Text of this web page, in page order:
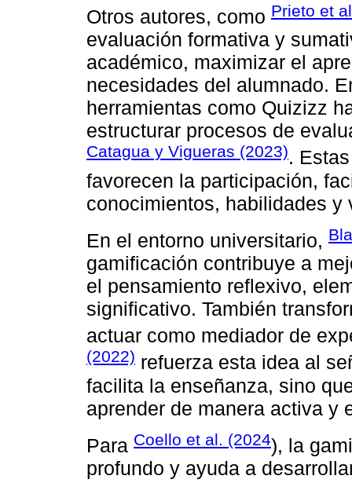
Otros autores, como Prieto et
evaluación formativa y
académico, maximizar el
necesidades del alumnado.
herramientas como Quizizz
estructurar procesos de
Catagua y Vigueras (2023).
favorecen la participación,
conocimientos, habilidades y
En el entorno universitario,
gamificación contribuye a
el pensamiento reflexivo,
significativo. También
actuar como mediador de
(2022) refuerza esta idea al
facilita la enseñanza, sino
aprender de manera activa y
Para Coello et al. (2024), la
profundo y ayuda a